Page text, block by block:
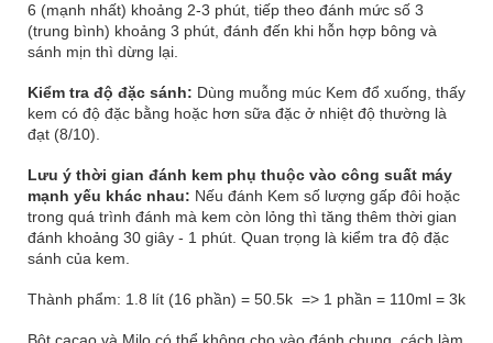
6 (mạnh nhất) khoảng 2-3 phút, tiếp theo đánh mức số 3
(trung bình) khoảng 3 phút, đánh đến khi hỗn hợp bông và
sánh mịn thì dừng lại.
Kiểm tra độ đặc sánh: Dùng muỗng múc Kem đổ xuống, thấy
kem có độ đặc bằng hoặc hơn sữa đặc ở nhiệt độ thường là
đạt (8/10).
Lưu ý thời gian đánh kem phụ thuộc vào công suất máy
mạnh yếu khác nhau: Nếu đánh Kem số lượng gấp đôi hoặc
trong quá trình đánh mà kem còn lỏng thì tăng thêm thời gian
đánh khoảng 30 giây - 1 phút. Quan trọng là kiểm tra độ đặc
sánh của kem.
Thành phẩm: 1.8 lít (16 phần) = 50.5k => 1 phần = 110ml = 3k